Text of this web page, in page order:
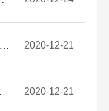
2020-12-21
2020-12-21